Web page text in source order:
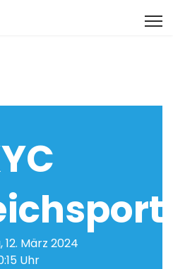
12. März 2024
Uhr